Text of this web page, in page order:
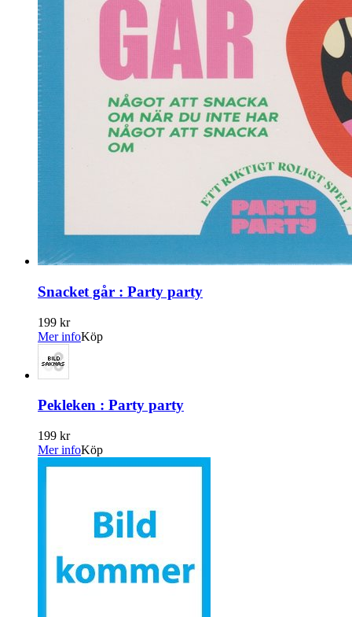
Snacket går : Party party
199 kr
Mer infoKöp
Pekleken : Party party
199 kr
Mer infoKöp